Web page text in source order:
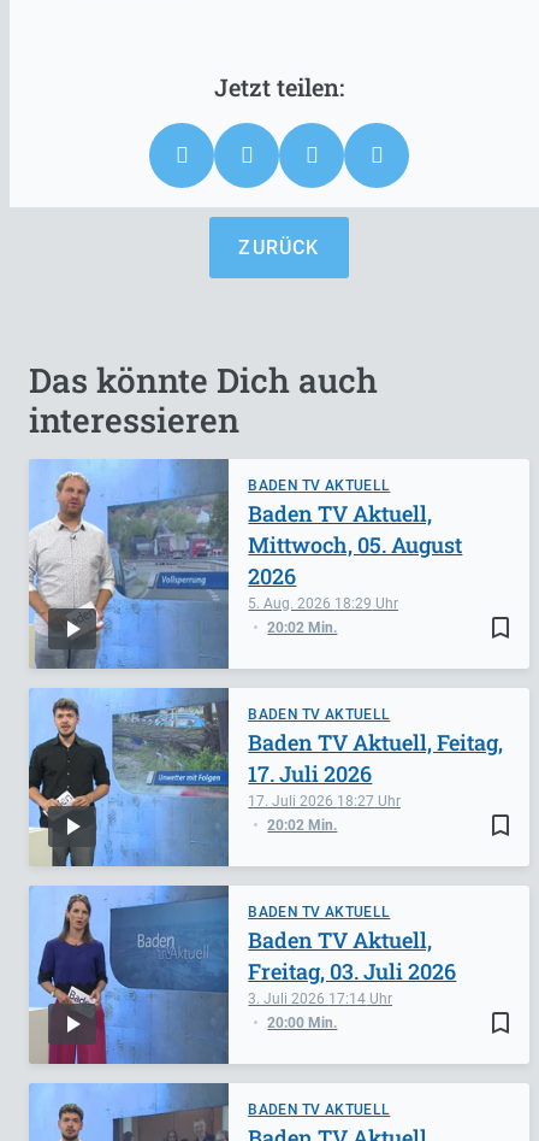
ZURÜCK
Das könnte Dich auch
interessieren
BADEN TV AKTUELL
bookmark_border
5. Aug. 2026 18:29
20:02 Min.
Baden TV Aktuell,
Mittwoch, 05. August
2026
BADEN TV AKTUELL
bookmark_border
17. Juli 2026 18:27
20:02 Min.
Baden TV Aktuell, Feitag,
17. Juli 2026
BADEN TV AKTUELL
bookmark_border
3. Juli 2026 17:14
20:00 Min.
Baden TV Aktuell,
Freitag, 03. Juli 2026
BADEN TV AKTUELL